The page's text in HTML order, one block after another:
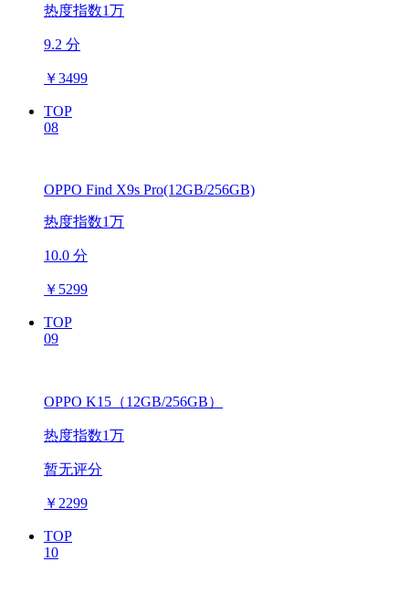
热度指数1万
9.2 分
￥3499
TOP
08
OPPO Find X9s Pro(12GB/256GB)
热度指数1万
10.0 分
￥ 5299
TOP
09
OPPO K15（12GB/256GB）
热度指数1万
暂无评分
￥ 2299
TOP
10